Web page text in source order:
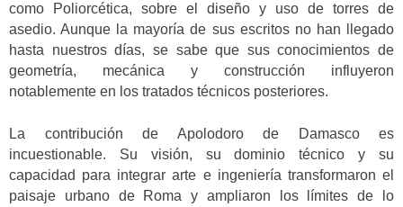
como Poliorcética, sobre el diseño y uso de torres de
asedio. Aunque la mayoría de sus escritos no han llegado
hasta nuestros días, se sabe que sus conocimientos de
geometría, mecánica y construcción influyeron
notablemente en los tratados técnicos posteriores.
La contribución de Apolodoro de Damasco es
incuestionable. Su visión, su dominio técnico y su
capacidad para integrar arte e ingeniería transformaron el
paisaje urbano de Roma y ampliaron los límites de lo